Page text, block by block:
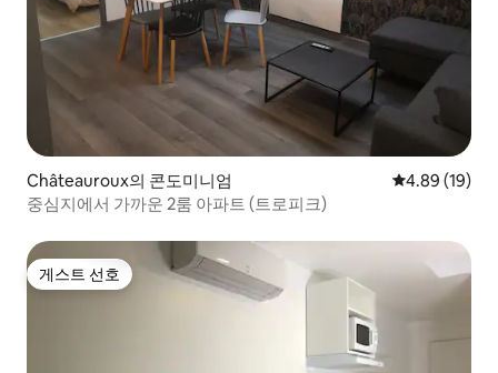
Châteauroux의 콘도미니엄 평점 4.89점(5
4.89 (19)
중심지에서 가까운 2룸 아파트 (트로피크)
게스트 선호
게스트 선호